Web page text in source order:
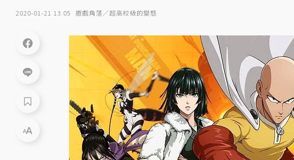
2020-01-21 13:05 遊戲角落／超高校級的變態